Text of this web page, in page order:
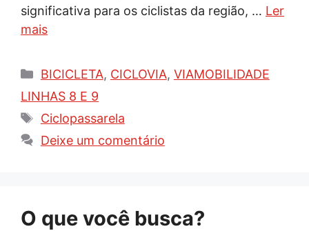
significativa para os ciclistas da região, … Ler
mais
Categorias
BICICLETA, CICLOVIA, VIAMOBILIDADE
LINHAS 8 E 9
Tags
Ciclopassarela
Deixe um comentário
O que você busca?